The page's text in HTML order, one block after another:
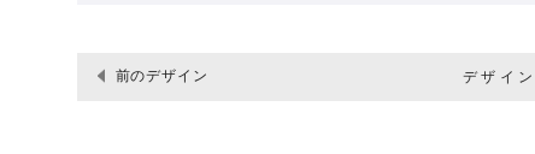
デザイ
前のデザイン